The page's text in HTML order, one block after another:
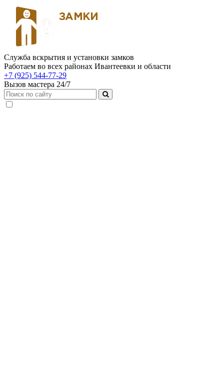
Служба вскрытия и установки замков
Работаем во всех районах Ивантеевки и области
+7 (925) 544-77-29
Вызов мастера 24/7